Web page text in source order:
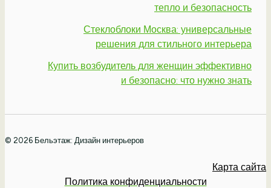
тепло и безопасность
Стеклоблоки Москва: универсальные
решения для стильного интерьера
Купить возбудитель для женщин эффективно
и безопасно: что нужно знать
© 2026 Бельэтаж: Дизайн интерьеров
Карта сайта
Политика конфиденциальности